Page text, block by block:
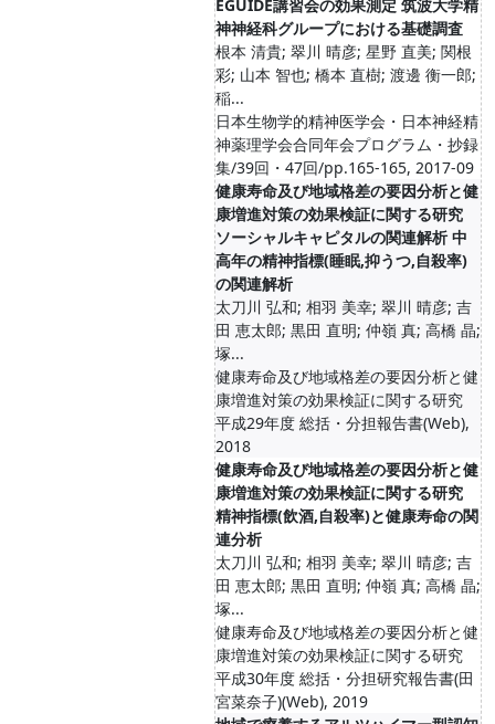
EGUIDE講習会の効果測定 筑波大学精
神神経科グループにおける基礎調査
根本 清貴; 翠川 晴彦; 星野 直美; 関根
彩; 山本 智也; 橋本 直樹; 渡邊 衡一郎;
稲...
日本生物学的精神医学会・日本神経精
神薬理学会合同年会プログラム・抄録
集/39回・47回/pp.165-165, 2017-09
健康寿命及び地域格差の要因分析と健
康増進対策の効果検証に関する研究
ソーシャルキャピタルの関連解析 中
高年の精神指標(睡眠,抑うつ,自殺率)
の関連解析
太刀川 弘和; 相羽 美幸; 翠川 晴彦; 吉
田 恵太郎; 黒田 直明; 仲嶺 真; 高橋 晶;
塚...
健康寿命及び地域格差の要因分析と健
康増進対策の効果検証に関する研究
平成29年度 総括・分担報告書(Web),
2018
健康寿命及び地域格差の要因分析と健
康増進対策の効果検証に関する研究
精神指標(飲酒,自殺率)と健康寿命の関
連分析
太刀川 弘和; 相羽 美幸; 翠川 晴彦; 吉
田 恵太郎; 黒田 直明; 仲嶺 真; 高橋 晶;
塚...
健康寿命及び地域格差の要因分析と健
康増進対策の効果検証に関する研究
平成30年度 総括・分担研究報告書(田
宮菜奈子)(Web), 2019